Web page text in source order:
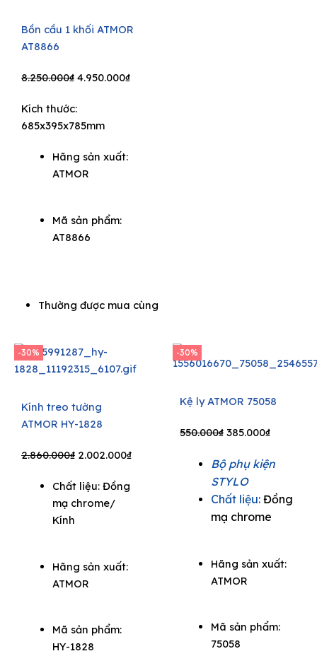
Bồn cầu 1 khối ATMOR
AT8866
8.250.000₫ Original
was:
8.250.000₫.
4.950.000₫Current
Kích thước:
685x395x785mm
Hãng sản xuất:
ATMOR
Mã sản phẩm:
AT8866
Thường được mua cùng
-30%
Kính treo tường
ATMOR HY-1828
2.860.000₫ Original
was:
2.860.000₫.
2.002.000₫Current
Chất liệu: Đồng
mạ chrome/
Kính
Hãng sản xuất:
ATMOR
Mã sản phẩm:
HY-1828
-30%
Kệ ly ATMOR 75058
550.000₫ Original
was:
550.000₫.
385.000₫Current
is:
Bộ phụ kiện
STYLO
Chất liệu:Đồng
mạ chrome
Hãng sản xuất:
ATMOR
Mã sản phẩm:
75058